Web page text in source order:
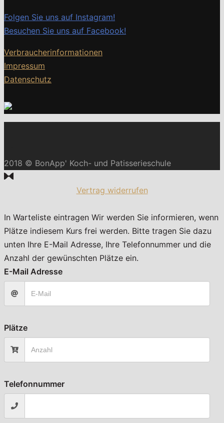
Folgen Sie uns auf Instagram!
Besuchen Sie uns auf Facebook!
Verbraucherinformationen
Impressum
Datenschutz
2018 © BonApp' Koch- und Patisserieschule
Vertrag widerrufen
In Warteliste eintragen Wir werden Sie informieren, wenn
Plätze indiesem Kurs frei werden. Bitte tragen Sie dazu
unten Ihre E-Mail Adresse, Ihre Telefonnummer und die
Anzahl der gewünschten Plätze ein.
E-Mail Adresse
Plätze
Telefonnummer